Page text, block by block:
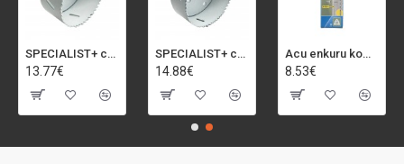
SPECIALIST+ caurumu zāģis BI-METAL, 92 mm
13.77€
SPECIALIST+ caurumu zāģis BI-METAL, 98 mm
14.88€
Acu enkuru komplekts, 3-13 mm, Rapid, 12 gab.
8.53€